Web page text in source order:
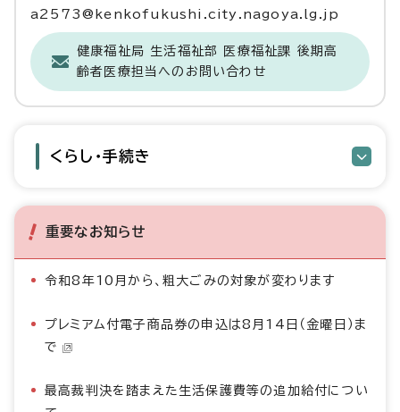
a2573@kenkofukushi.city.nagoya.lg.jp
健康福祉局 生活福祉部 医療福祉課 後期高
齢者医療担当へのお問い合わせ
くらし・手続き
重要なお知らせ
令和8年10月から、粗大ごみの対象が変わります
プレミアム付電子商品券の申込は8月14日（金曜日）ま
で
最高裁判決を踏まえた生活保護費等の追加給付につい